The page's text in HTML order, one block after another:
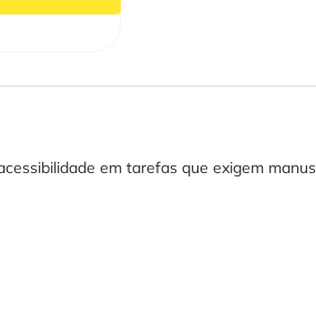
em tarefas que exigem